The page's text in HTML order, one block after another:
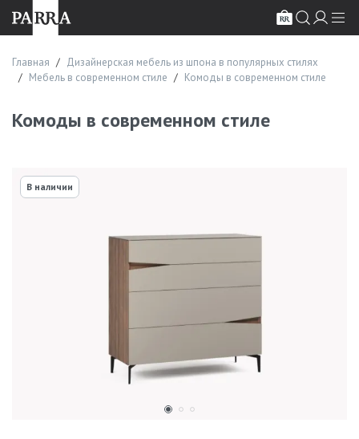
Главная
Дизайнерская мебель из шпона в популярных стилях
Мебель в современном стиле
Комоды в современном стиле
Комоды в современном стиле
В наличии